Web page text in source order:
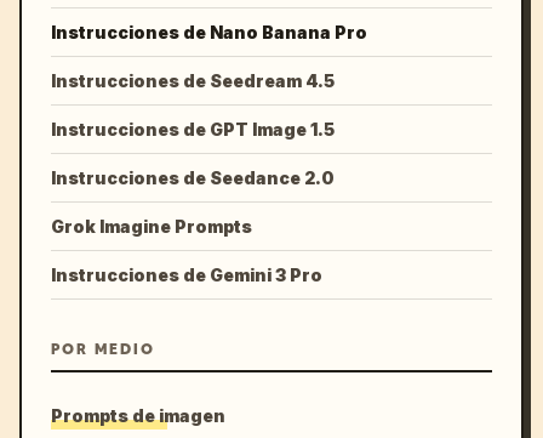
Instrucciones de Nano Banana Pro
Instrucciones de Seedream 4.5
Instrucciones de GPT Image 1.5
Instrucciones de Seedance 2.0
Grok Imagine Prompts
Instrucciones de Gemini 3 Pro
POR MEDIO
Prompts de imagen